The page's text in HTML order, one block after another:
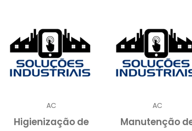
ser subestimada, especialmente em
sistemas desempenham um papel vital
de um líquido através de um ciclo
sofrer deineficiências operacionais,
AC
Higienização de
AC
Manutenção